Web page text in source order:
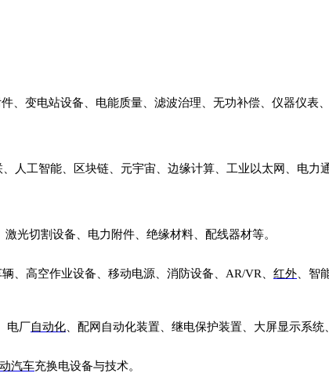
、变电站设备、电能质量、滤波治理、无功补偿、仪器仪表
人工智能、区块链、元宇宙、边缘计算、工业以太网、电
、激光切割设备、电力附件、绝缘材料、配线器材等。
、高空作业设备、移动电源、消防设备、 AR/VR、 红外 、智
电厂自动化 、配网自动化装置、继电保护装置、大屏显示系统
汽车充换电设备与技术。